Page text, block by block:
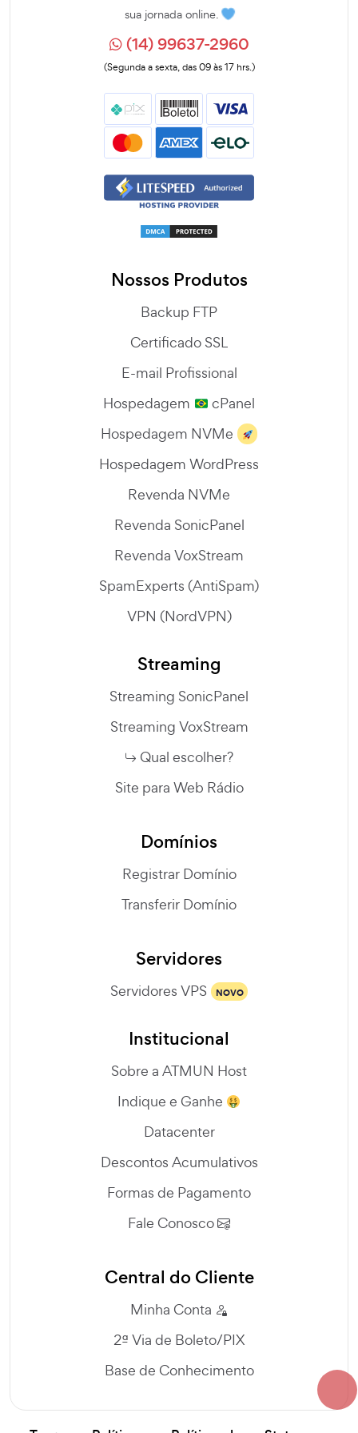
sua jornada online.
(14) 99637-2960
(Segunda a sexta, das 09 às 17 hrs.)
Nossos Produtos
Backup FTP
Certificado SSL
E-mail Profissional
Hospedagem
cPanel
Hospedagem NVMe
Hospedagem WordPress
Revenda NVMe
Revenda SonicPanel
Revenda VoxStream
SpamExperts (AntiSpam)
VPN (NordVPN)
Streaming
Streaming SonicPanel
Streaming VoxStream
Qual escolher?
Site para Web Rádio
Domínios
Registrar Domínio
Transferir Domínio
Servidores
Servidores VPS NOVO
Institucional
Sobre a ATMUN Host
Indique e Ganhe
Datacenter
Descontos Acumulativos
Formas de Pagamento
Fale Conosco
Central do Cliente
Minha Conta
2ª Via de Boleto/PIX
Base de Conhecimento